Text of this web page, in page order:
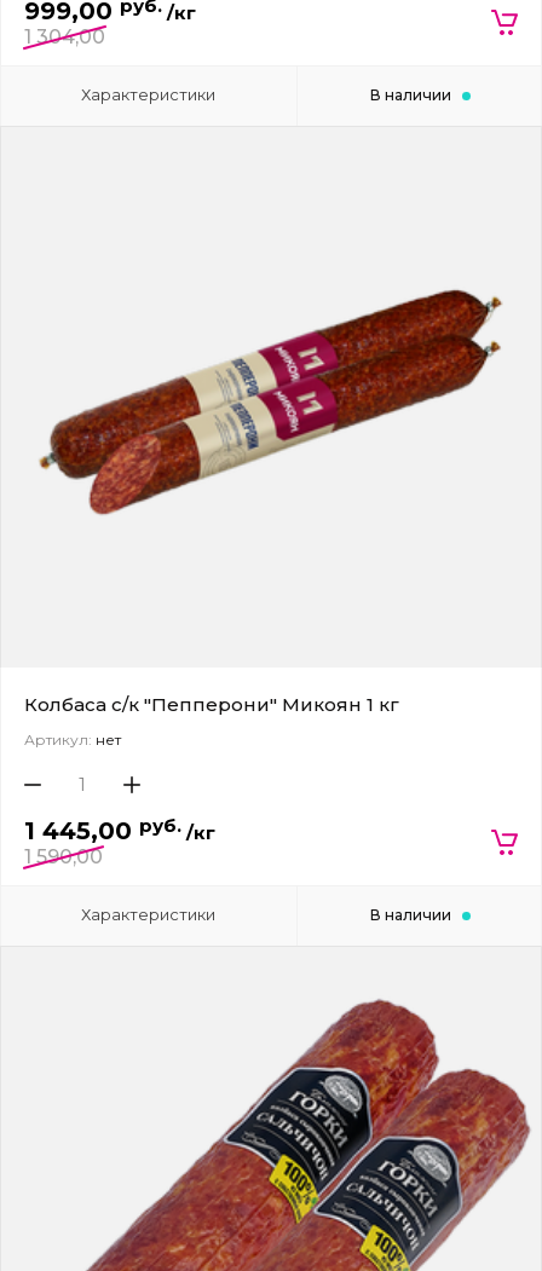
999,00 руб. /кг
1 304,00
Характеристики В наличии
Колбаса с/к "Пепперони" Микоян 1 кг
Артикул: нет
1 445,00 руб. /кг
1 590,00
Характеристики В наличии